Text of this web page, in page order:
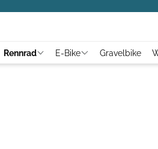
Rennrad E-Bike Gravelbike